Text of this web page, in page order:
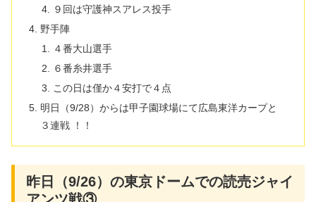
９回は守護神スアレス投手
野手陣
４番大山選手
６番糸井選手
この日は僅か４安打で４点
明日（9/28）からは甲子園球場にて広島東洋カープと
３連戦 ！！
昨日（9/26）の東京ドームでの読売ジャイ